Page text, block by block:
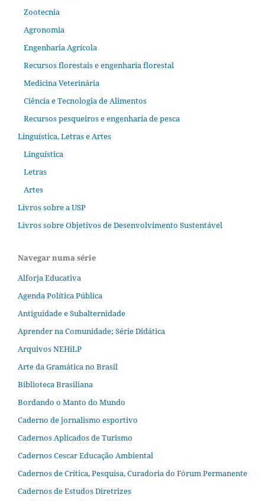
Zootecnia
Agronomia
Engenharia Agrícola
Recursos florestais e engenharia florestal
Medicina Veterinária
Ciência e Tecnologia de Alimentos
Recursos pesqueiros e engenharia de pesca
Linguística, Letras e Artes
Linguística
Letras
Artes
Livros sobre a USP
Livros sobre Objetivos de Desenvolvimento Sustentável
Navegar numa série
Alforja Educativa
Agenda Política Pública
Antiguidade e Subalternidade
Aprender na Comunidade; Série Didática
Arquivos NEHiLP
Arte da Gramática no Brasil
Biblioteca Brasiliana
Bordando o Manto do Mundo
Caderno de jornalismo esportivo
Cadernos Aplicados de Turismo
Cadernos Cescar Educação Ambiental
Cadernos de Crítica, Pesquisa, Curadoria do Fórum Permanente
Cadernos de Estudos Diretrizes